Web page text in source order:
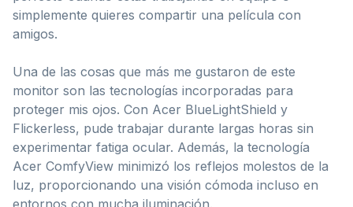
simplemente quieres compartir una película con
amigos.
Una de las cosas que más me gustaron de este
monitor son las tecnologías incorporadas para
proteger mis ojos. Con Acer BlueLightShield y
Flickerless, pude trabajar durante largas horas sin
experimentar fatiga ocular. Además, la tecnología
Acer ComfyView minimizó los reflejos molestos de la
luz, proporcionando una visión cómoda incluso en
entornos con mucha iluminación.